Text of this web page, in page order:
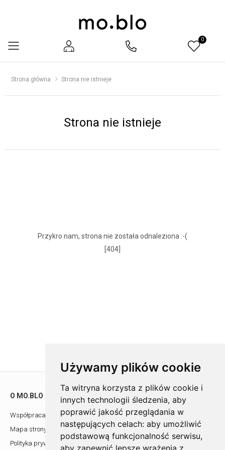
Używamy plików cookie
Ta witryna korzysta z plików cookie i
innych technologii śledzenia, aby
poprawić jakość przeglądania w
następujących celach: aby umożliwić
podstawową funkcjonalność serwisu,
aby zapewnić lepsze wrażenia z
Menu
0
Strona główna Strona nie istnieje
Strona nie istnieje
Przykro nam, strona nie została odnaleziona :-(
[404]
O MO.BLO
Współpraca z architektami
Mapa strony
Polityka prywatności
POMOC
Showroom
Kontakt